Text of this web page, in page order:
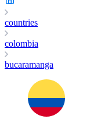
countries
colombia
bucaramanga